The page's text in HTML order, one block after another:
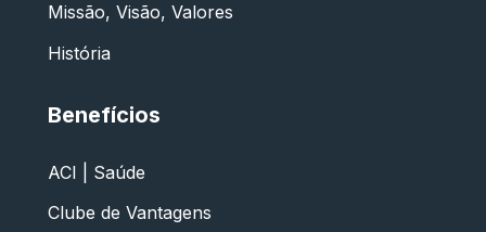
Missão, Visão, Valores
História
Benefícios
ACI | Saúde
Clube de Vantagens